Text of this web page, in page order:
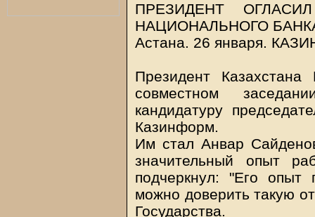
ПРЕЗИДЕНТ
НАЦИОНАЛЬНОГО
Астана. 26 января.
Президент
совместном
кандидатуру
Казинформ.
Им стал Анвар
значительный опыт
подчеркнул: "Его опыт
можно доверить такую
Государства.